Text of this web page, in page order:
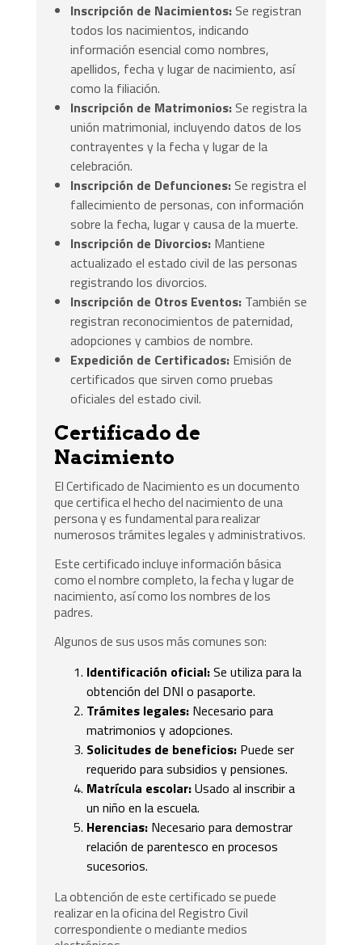
Inscripción de Nacimientos: Se registran
todos los nacimientos, indicando
información esencial como nombres,
apellidos, fecha y lugar de nacimiento, así
como la filiación.
Inscripción de Matrimonios: Se registra la
unión matrimonial, incluyendo datos de los
contrayentes y la fecha y lugar de la
celebración.
Inscripción de Defunciones: Se registra el
fallecimiento de personas, con información
sobre la fecha, lugar y causa de la muerte.
Inscripción de Divorcios: Mantiene
actualizado el estado civil de las personas
registrando los divorcios.
Inscripción de Otros Eventos: También se
registran reconocimientos de paternidad,
adopciones y cambios de nombre.
Expedición de Certificados: Emisión de
certificados que sirven como pruebas
oficiales del estado civil.
Certificado de
Nacimiento
El Certificado de Nacimiento es un documento
que certifica el hecho del nacimiento de una
persona y es fundamental para realizar
numerosos trámites legales y administrativos.
Este certificado incluye información básica
como el nombre completo, la fecha y lugar de
nacimiento, así como los nombres de los
padres.
Algunos de sus usos más comunes son:
Identificación oficial:Se utiliza para la
obtención del DNI o pasaporte.
Trámites legales: Necesario para
matrimonios y adopciones.
Solicitudes de beneficios: Puede ser
requerido para subsidios y pensiones.
Matrícula escolar:Usado al inscribir a
un niño en la escuela.
Herencias: Necesario para demostrar
relación de parentesco en procesos
sucesorios.
La obtención de este certificado se puede
realizar en la oficina del Registro Civil
correspondiente o mediante medios